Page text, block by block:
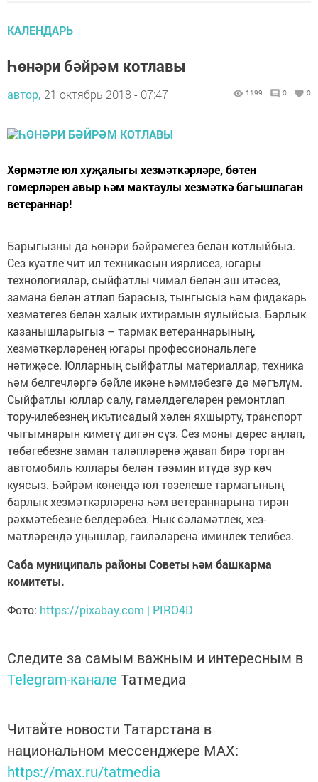
КАЛЕНДАРЬ
Һөнәри бәйрәм котлавы
автор, 21 октябрь 2018 - 07:47 1199 0 0
Хөрмәтле юл хуҗалыгы хезмәт­кәрләре, бөтен
гомерләрен авыр һәм мактаулы хезмәткә багышлаган
ветераннар!
Барыгызны да һөнәри бәйрәмегез белән котлыйбыз.
Сез куәтле чит ил техникасын иярлисез, югары
технологияләр, сыйфатлы чимал белән эш итәсез,
замана белән атлап барасыз, тынгысыз һәм фидакарь
хезмәтегез белән халык ихтирамын яулыйсыз. Барлык
казанышларыгыз – тармак ветераннарының,
хезмәткәрләренең югары профессиональлеге
нәтиҗәсе. Юлларның сыйфатлы материаллар, техника
һәм белгечләргә бәйле икәне һәммәбезгә дә мәгълүм.
Сыйфатлы юллар салу, гамәлдәгеләрен ремонтлап
тору-илебезнең икътисадый хәлен яхшырту, транспорт
чыгымнарын киметү дигән сүз. Сез моны дөрес аңлап,
төбәгебезне заман таләпләренә җавап бирә торган
автомобиль юллары белән тәэмин итүдә зур көч
куясыз. Бәйрәм көнендә юл төзелеше тармагының
барлык хезмәткәрләренә һәм ветераннарына тирән
рәхмәтебезне белдерәбез. Нык сәламәтлек, хез­
мәтләрендә уңышлар, гаиләлә­ренә иминлек телибез.
Саба муниципаль районы Советы һәм башкарма
комитеты.
Фото: https://pixabay.com | PIRO4D
Следите за самым важным и интересным в
Telegram-канале Татмедиа
Читайте новости Татарстана в
национальном мессенджере MАХ:
https://max.ru/tatmedia